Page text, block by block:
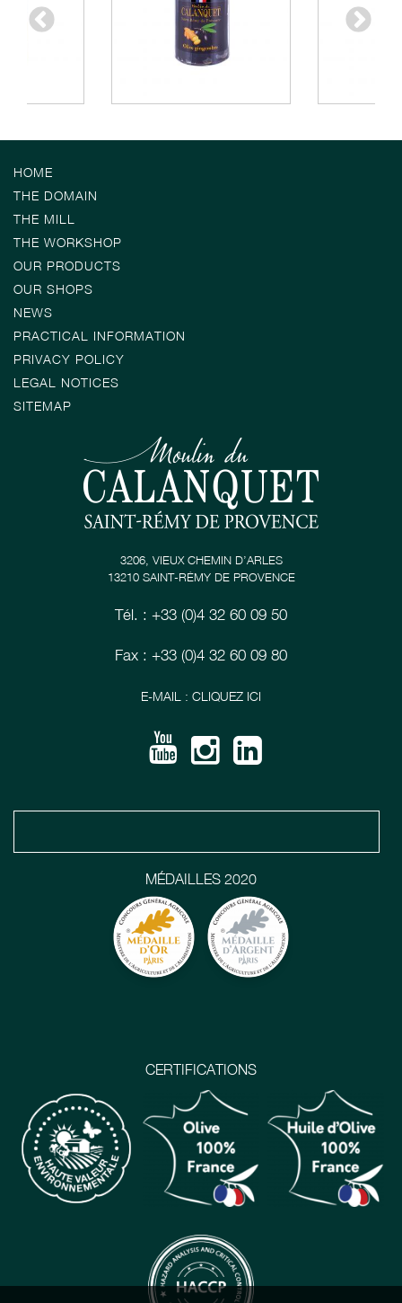
HOME
THE DOMAIN
THE MILL
THE WORKSHOP
OUR PRODUCTS
OUR SHOPS
NEWS
PRACTICAL INFORMATION
PRIVACY POLICY
LEGAL NOTICES
SITEMAP
CERTIFICATIONS
MÉDAILLES 2020
3206, VIEUX CHEMIN D’ARLES
13210 SAINT-RÉMY DE PROVENCE
Tél. : +33 (0)4 32 60 09 50
Fax : +33 (0)4 32 60 09 80
E-MAIL : CLIQUEZ ICI